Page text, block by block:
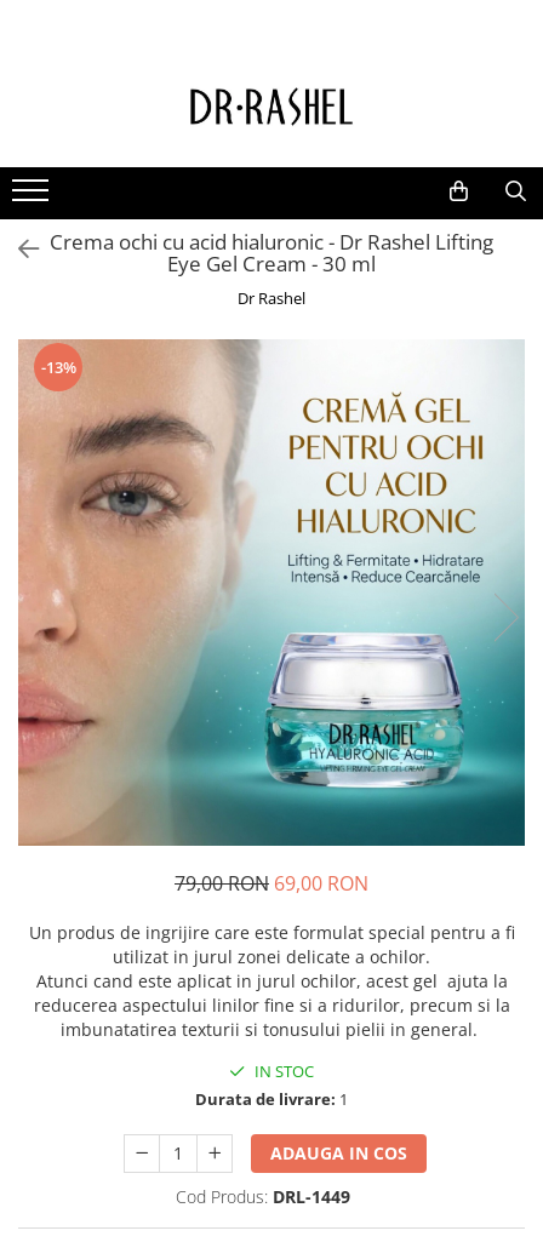
Lotiuni tonice
Creme de zi
Creme de noapte
Colagen
Vitamina c
Retinol
Acid Hialuronic
Aloe Vera
Crema ochi cu acid hialuronic - Dr Rashel Lifting
Eye Gel Cream - 30 ml
Dr Rashel
-13%
79,00 RON 69,00 RON
Un produs de ingrijire care este formulat special pentru a fi
utilizat in jurul zonei delicate a ochilor.
Atunci cand este aplicat in jurul ochilor, acest gel ajuta la
reducerea aspectului linilor fine si a ridurilor, precum si la
imbunatatirea texturii si tonusului pielii in general.
IN STOC
Durata de livrare: 1
ADAUGA IN COS
Cod Produs: DRL-1449